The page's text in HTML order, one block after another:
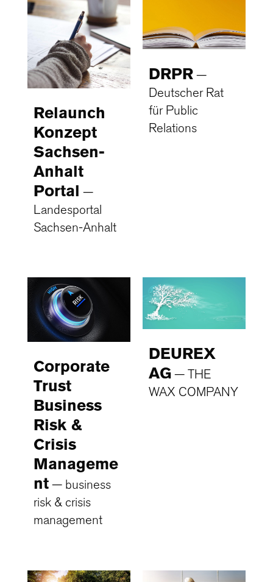
Relaunch
Konzept
Sachsen-
Anhalt
Portal
Landesportal
Sachsen-Anhalt
DRPR
Deutscher Rat
für Public
Relations
Corporate
Trust
Business
Risk &
Crisis
Manageme
nt
business
risk & crisis
management
DEUREX
AG
THE
WAX COMPANY